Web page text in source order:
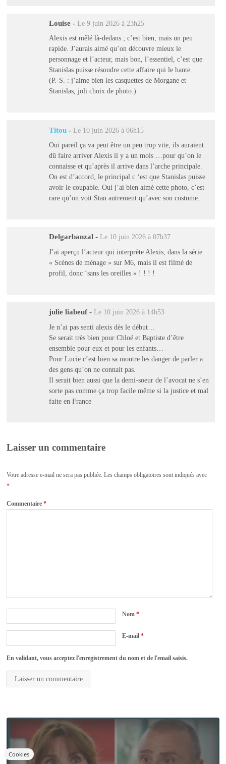
Louise - Le 9 juin 2026 à 23h25
Alexis est mêlé là-dedans ; c’est bien, mais un peu
rapide. J’aurais aimé qu’on découvre mieux le
personnage et l’acteur, mais bon, l’essentiel, c’est que
Stanislas puisse résoudre cette affaire qui le hante.
(P.-S. : j’aime bien les casquettes de Morgane et
Stanislas, joli choix de photo.)
Titou - Le 10 juin 2026 à 06h15
Oui pareil ça va peut être un peu trop vite, ils auraient
dû faire arriver Alexis il y a un mois …pour qu’on le
connaisse et qu’après il arrive dans l’arche principale.
On est d’accord, le principal c ‘est que Stanislas puisse
avoir le coupable. Oui j’ai bien aimé cette photo, c’est
rare qu’on voit Stan autrement qu’avec son costume.
Delgarbanzal - Le 10 juin 2026 à 07h37
J’ai aperçu l’acteur qui interprète Alexis, dans la série
« Scènes de ménage » sur M6, mais il est filmé de
profil, donc ‘sans les oreilles » ! ! ! !
julie liabeuf - Le 10 juin 2026 à 14h53
Je n’ai pas senti alexis dès le début…
Se serait très bien pour Chloé et Baptiste d’être
ensemble pour eux et pour les enfants…
Pour Lucie c’est bien sa montre les danger de parler a
des gens qu’on ne connait pas.
Il serait bien aussi que la demi-soeur de l’avocat ne s’en
sorte pas comme ça trop facile même si la justice et mal
faite en France
Laisser un commentaire
Votre adresse e-mail ne sera pas publiée. Les champs obligatoires sont indiqués avec
*
Commentaire*
Nom*
E-mail*
En validant, vous acceptez l'enregistrement du nom et de l'email saisis.
Cookies